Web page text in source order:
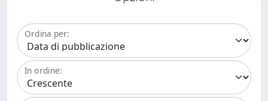
Ordina per:
In ordine: